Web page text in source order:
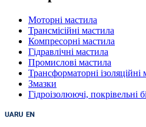
Моторні мастила
Трансмісійні мастила
Компресорні мастила
Гідравлічні мастила
Промислові мастила
Трансформаторні ізоляційні
Змазки
Гідроізолюючі, покрівельні